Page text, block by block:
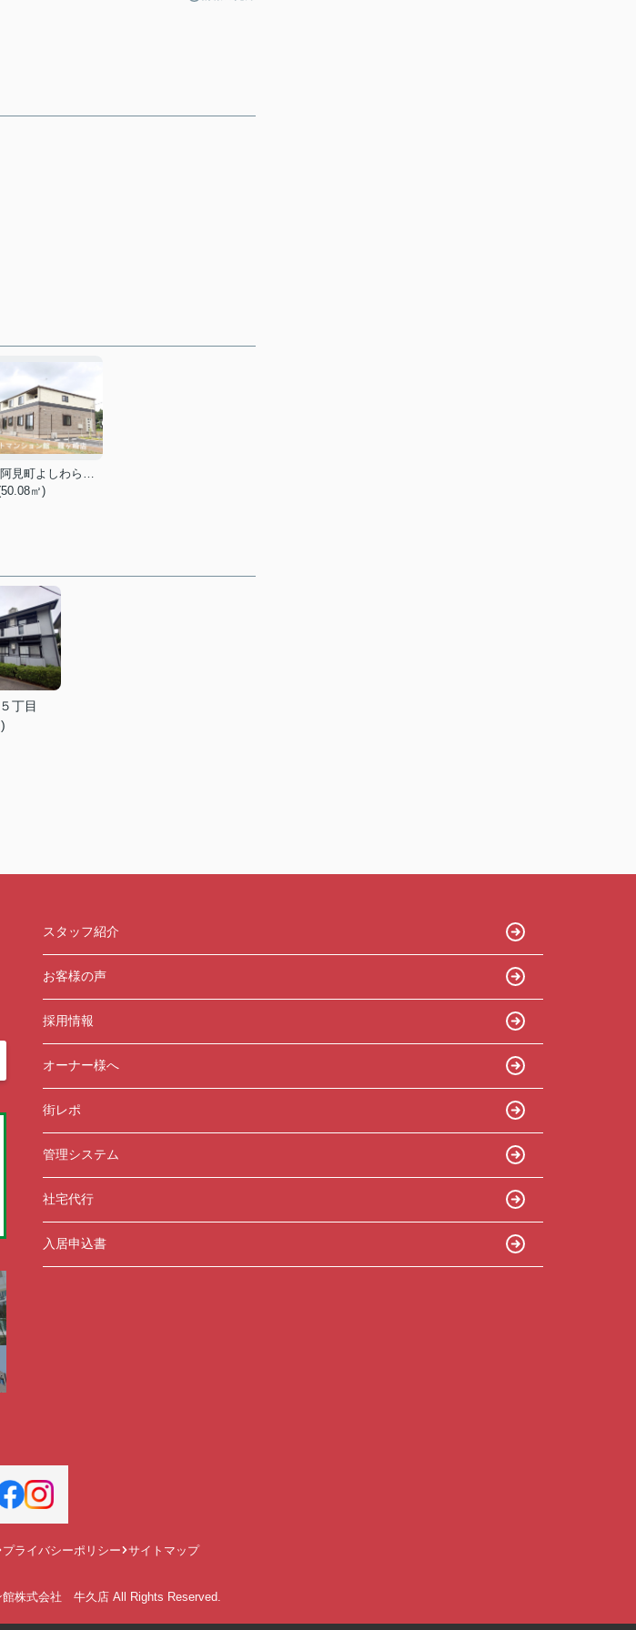
稲敷郡阿見町よしわら１丁目
㎡)
丁目
スタッフ紹介
お客様の声
採用情報
オーナー様へ
街レポ
管理システム
社宅代行
入居申込書
プライバシーポリシー サイトマップ
株式会社 牛久店 All Rights Reserved.